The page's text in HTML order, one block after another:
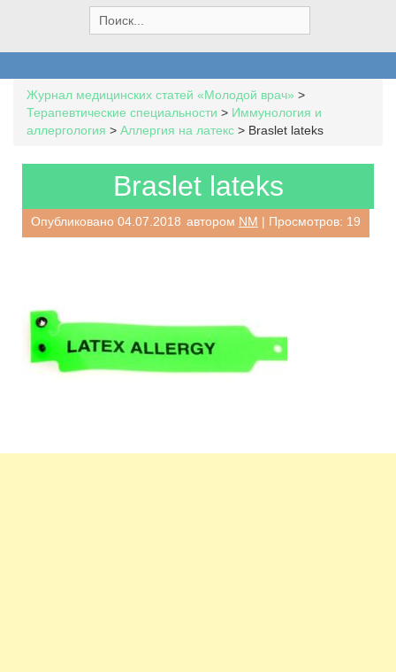
e
a
h
f
o
Журнал медицинских статей «Молодой врач» >
Терапевтические специальности > Иммунология и
аллергология > Аллергия на латекс > Braslet lateks
Braslet lateks
Опубликовано 04.07.2018 автором NM | Просмотров: 19